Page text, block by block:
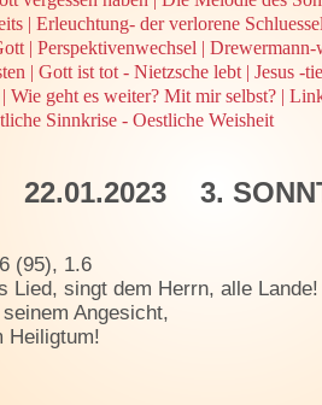
| Erleuchtung- der verlorene
| Perspektivenwechsel |
| Gott ist tot - Nietzsche lebt | Jesus -
| Wie geht es weiter? Mit mir selbst? |
Sinnkrise - Oestliche Weisheit
22.01.2023 3.
(95), 1.6
Lied, singt dem Herrn, alle Lande!
Angesicht,
Heiligtum!